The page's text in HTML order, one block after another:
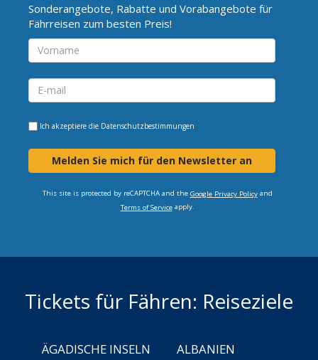
Sonderangebote, Rabatte und Vorabangebote für
Fährreisen zum besten Preis!
Ich akzeptiere die Datenschutzbestimmungen
Melden Sie mich für den Newsletter an
This site is protected by reCAPTCHA and the Google Privacy Policyand
Terms of Serviceapply.
Tickets für Fähren: Reiseziele
ÄGADISCHE INSELN
ALBANIEN